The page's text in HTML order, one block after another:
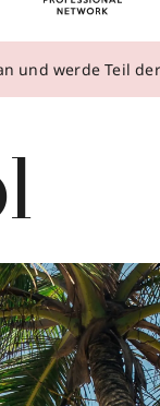
und werde Teil